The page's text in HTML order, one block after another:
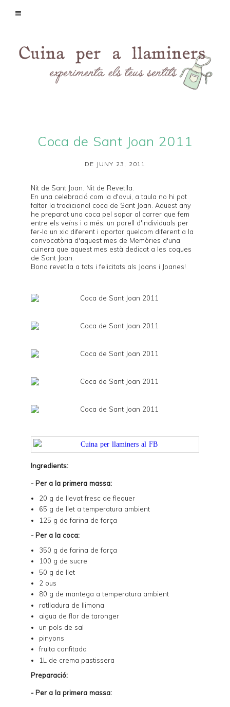
Coca de Sant Joan 2011
DE JUNY 23, 2011
Nit de Sant Joan. Nit de Revetlla.
En una celebració com la d'avui, a taula no hi pot
faltar la tradicional coca de Sant Joan. Aquest any
he preparat una coca pel sopar al carrer que fem
entre els veïns i a més, un parell d'individuals per
fer-la un xic diferent i aportar quelcom diferent a la
convocatòria d'aquest mes de Memòries d'una
cuinera que aquest mes està dedicat a les coques
de Sant Joan.
Bona revetlla a tots i felicitats als Joans i Joanes!
Ingredients:
- Per a la primera massa:
20 g de llevat fresc de flequer
65 g de llet a temperatura ambient
125 g de farina de força
- Per a la coca:
350 g de farina de força
100 g de sucre
50 g de llet
2 ous
80 g de mantega a temperatura ambient
ratlladura de llimona
aigua de flor de taronger
un pols de sal
pinyons
fruita confitada
1L de crema pastissera
Preparació:
- Per a la primera massa: